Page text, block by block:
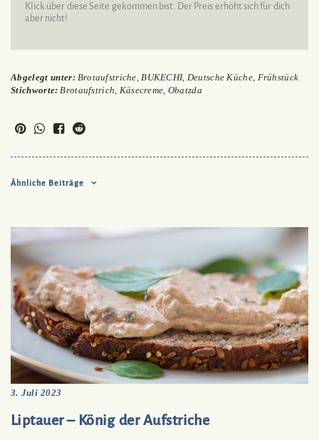
Klick über diese Seite gekommen bist. Der Preis erhöht sich für dich
aber nicht!
Abgelegt unter: Brotaufstriche BUKECHI, Deutsche Küche, Frühstück
Stichworte: Brotaufstrich Käsecreme Obatzda
Ähnliche Beiträge
3. Juli 2023
Liptauer – König der Aufstriche